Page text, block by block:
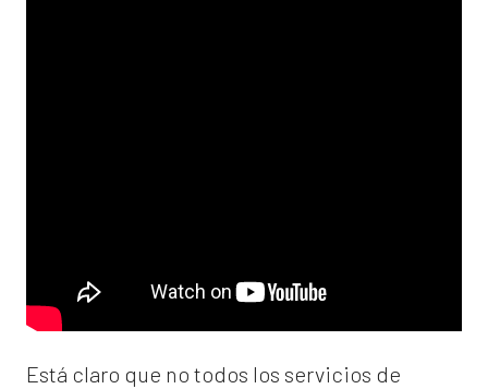
Está claro que no todos los servicios de